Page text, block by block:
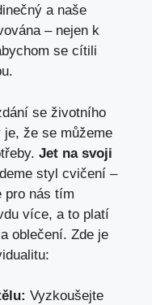
a naše
– nejen k
se cítili
se životního
je, že se můžeme
Jet na svoji
styl cvičení –
pro nás tím
více, a to platí
oblečení. Zde je
Vyzkoušejte